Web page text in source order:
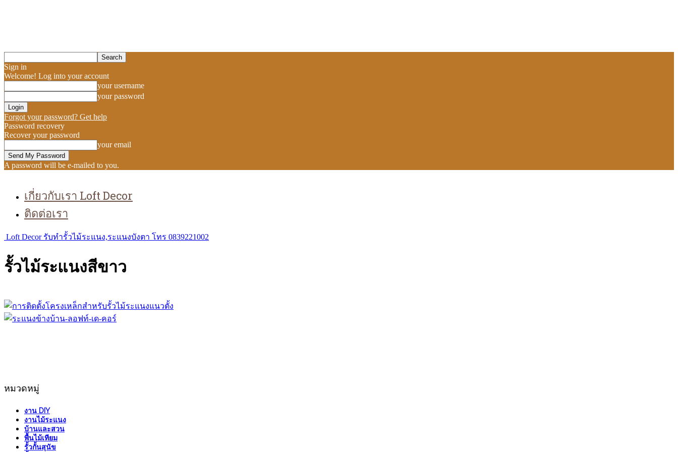
Sign in
Welcome! Log into your account
your username
your password
Forgot your password? Get help
Password recovery
Recover your password
your email
A password will be e-mailed to you.
เกี่ยวกับเรา Loft Decor
ติดต่อเรา
Loft Decor รับทำรั้วไม้ระแนง,ระแนงบังตา โทร 0839221002
รั้วไม้ระแนงสีขาว
หมวดหมู่
งาน DIY
งานไม้ระแนง
บ้านและสวน
พื้นไม้เทียม
รั้วกั้นสุนัข